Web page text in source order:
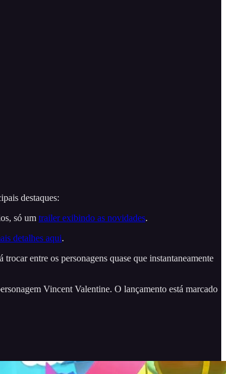
destaques:
só um trailer exibindo as novidades.
detalhes aqui.
entre os personagens quase que instantaneamente
Vincent Valentine. O lançamento está marcado